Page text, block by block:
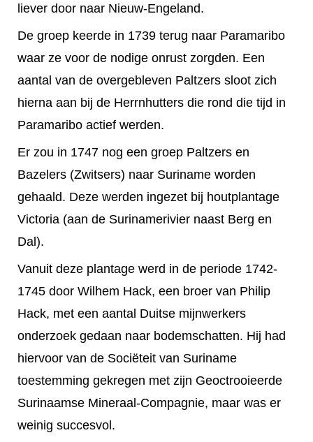
liever door naar Nieuw-Engeland.
De groep keerde in 1739 terug naar Paramaribo
waar ze voor de nodige onrust zorgden. Een
aantal van de overgebleven Paltzers sloot zich
hierna aan bij de Herrnhutters die rond die tijd in
Paramaribo actief werden.
Er zou in 1747 nog een groep Paltzers en
Bazelers (Zwitsers) naar Suriname worden
gehaald. Deze werden ingezet bij houtplantage
Victoria (aan de Surinamerivier naast Berg en
Dal).
Vanuit deze plantage werd in de periode 1742-
1745 door Wilhem Hack, een broer van Philip
Hack, met een aantal Duitse mijnwerkers
onderzoek gedaan naar bodemschatten. Hij had
hiervoor van de Sociëteit van Suriname
toestemming gekregen met zijn Geoctrooieerde
Surinaamse Mineraal-Compagnie, maar was er
weinig succesvol.